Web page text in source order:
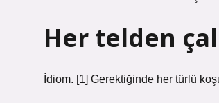
Her telden
İdiom. [1] Gerektiğinde her türlü